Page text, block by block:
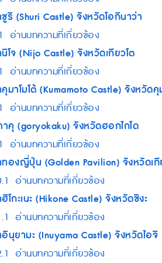
ริ (Shuri Castle) จังหวัดโอกินาว่า
อ่านบทความที่เกี่ยวข้อง
โจ (Nijo Castle) จังหวัดเกียวโต
อ่านบทความที่เกี่ยวข้อง
มาโมโต้ (Kumamoto Castle) จังหวัดคุ
อ่านบทความที่เกี่ยวข้อง
าคุ (goryokaku) จังหวัดฮอกไกโด
อ่านบทความที่เกี่ยวข้อง
องญี่ปุ่น (Golden Pavilion) จังหวัดเกี
อ่านบทความที่เกี่ยวข้อง
โกะเนะ (Hikone Castle) จังหวัดชิงะ
อ่านบทความที่เกี่ยวข้อง
นุยามะ (Inuyama Castle) จังหวัดไอจิ
อ่านบทความที่เกี่ยวข้อง